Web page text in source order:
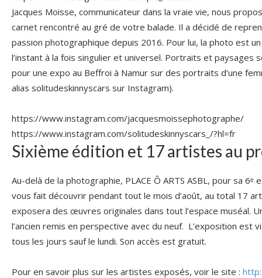
Jacques Moisse, communicateur dans la vraie vie, nous
carnet rencontré au gré de votre balade. Il a décidé de
passion photographique depuis 2016. Pour lui, la photo est
l’instant à la fois singulier et universel. Portraits et paysages
pour une expo au Beffroi à Namur sur des portraits d’une
alias solitudeskinnyscars sur Instagram).
https://www.instagram.com/jacquesmoissephotographe/
https://www.instagram.com/solitudeskinnyscars_/?hl=fr
Sixième édition et 17 artistes au
Au-delà de la photographie, PLACE Ô ARTS ASBL, pour sa
vous fait découvrir pendant tout le mois d’août, au total 17
exposera des œuvres originales dans tout l’espace muséal.
l’ancien remis en perspective avec du neuf. L’exposition est
tous les jours sauf le lundi. Son accès est gratuit.
Pour en savoir plus sur les artistes exposés, voir le site :